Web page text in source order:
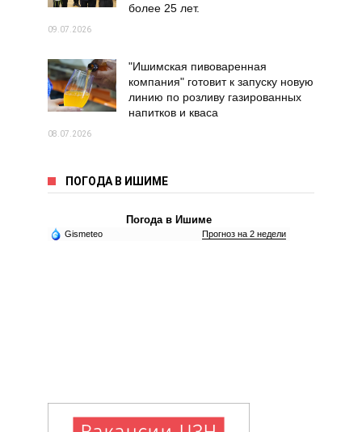
более 25 лет.
09.07.2026
"Ишимская пивоваренная
компания" готовит к запуску новую
линию по розливу газированных
напитков и кваса
08.07.2026
ПОГОДА В ИШИМЕ
Погода в Ишиме
Gismeteo Прогноз на 2 недели